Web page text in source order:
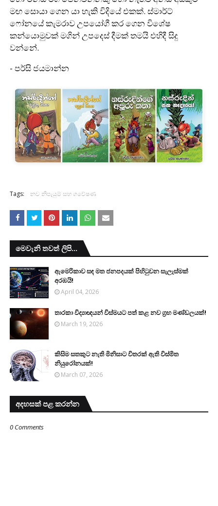
මඟ සොයා ගෙන යා හැකි විදියේ එකක්. ස්මාර්ට්
ෆෝනයේ කැමරාව උපයෝගී කර ගෙන විශේෂ
කන්යොමුවක් මගින් උපදෙස් දීමක් තමයි එහිදී සිදු
වන්නේ.
- පර්සි ජයමාන්න
Tags: නව නිපැයුම් සහ ගවේෂණ
මෙවැනි තවත් ලිපි...
ඇමෙරිකාව සඳ මත ජනපදයක් පිහිටුවන සැලැස්මක්
අරඹයි!
April 04, 2026
තාරකා විද්‍යාඥයන් විස්මයට පත් කළ නව ග්‍රහ මණ්ඩලයක්!
March 19, 2026
කිසිම සතකුට නැති මිනිසාට විතරක් ඇති විස්මිත
නියුරෝනයක්!
March 07, 2026
අදහසක් පළ කරන්න
0 Comments